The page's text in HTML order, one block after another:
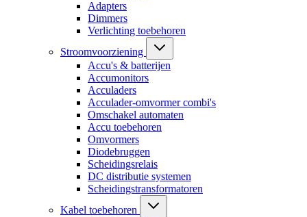
Adapters
Dimmers
Verlichting toebehoren
Stroomvoorziening
Accu's & batterijen
Accumonitors
Acculaders
Acculader-omvormer combi's
Omschakel automaten
Accu toebehoren
Omvormers
Diodebruggen
Scheidingsrelais
DC distributie systemen
Scheidingstransformatoren
Kabel toebehoren